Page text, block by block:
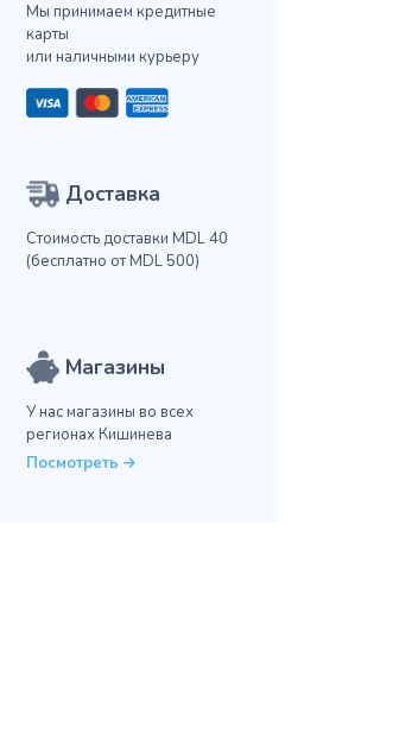
Мы принимаем кредитные
карты
или наличными курьеру
Доставка
Стоимость доставки MDL 40
(бесплатно от MDL 500)
Магазины
У нас магазины во всех
регионах Кишинева
Посмотреть